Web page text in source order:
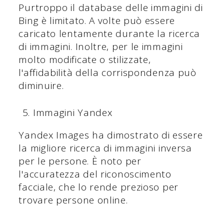
Purtroppo il database delle immagini di
Bing è limitato. A volte può essere
caricato lentamente durante la ricerca
di immagini. Inoltre, per le immagini
molto modificate o stilizzate,
l'affidabilità della corrispondenza può
diminuire.
Immagini Yandex
Yandex Images ha dimostrato di essere
la migliore ricerca di immagini inversa
per le persone. È noto per
l'accuratezza del riconoscimento
facciale, che lo rende prezioso per
trovare persone online.